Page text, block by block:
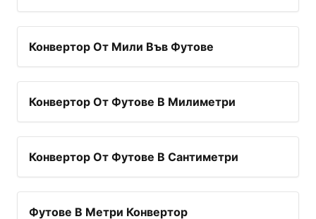
Конвертор От Мили Във Футове
Конвертор От Футове В Милиметри
Конвертор От Футове В Сантиметри
Футове В Метри Конвертор